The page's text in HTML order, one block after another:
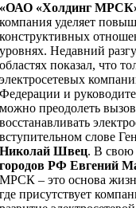
«ОАО «Холдинг
компания уделяет
конструктивных
уровнях. Недавний
областях показал, что
электросетевых
Федерации и
можно преодолеть
восстанавливать
вступительном слове
Николай Швец. В свою
городов РФ Евгений
МРСК – это основа
где присутствует